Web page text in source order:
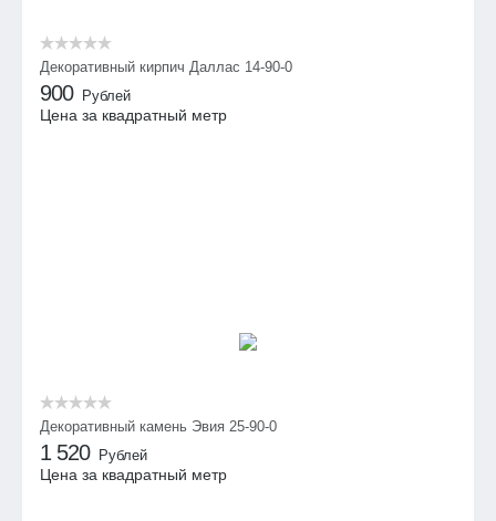
Декоративный кирпич Даллас 14-90-0
900 Рублей
Цена за квадратный метр
Декоративный камень Эвия 25-90-0
1 520 Рублей
Цена за квадратный метр